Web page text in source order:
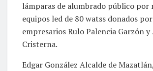
lámparas de alumbrado público por
equipos led de 80 watss donados
empresarios Rulo Palencia Garzón
Cristerna.
Edgar González Alcalde de Mazatlán,